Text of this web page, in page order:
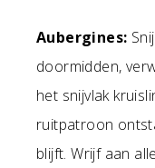
Aubergines:
doormidden,
het snijvlak
ruitpatroon
blijft. Wrijf aan